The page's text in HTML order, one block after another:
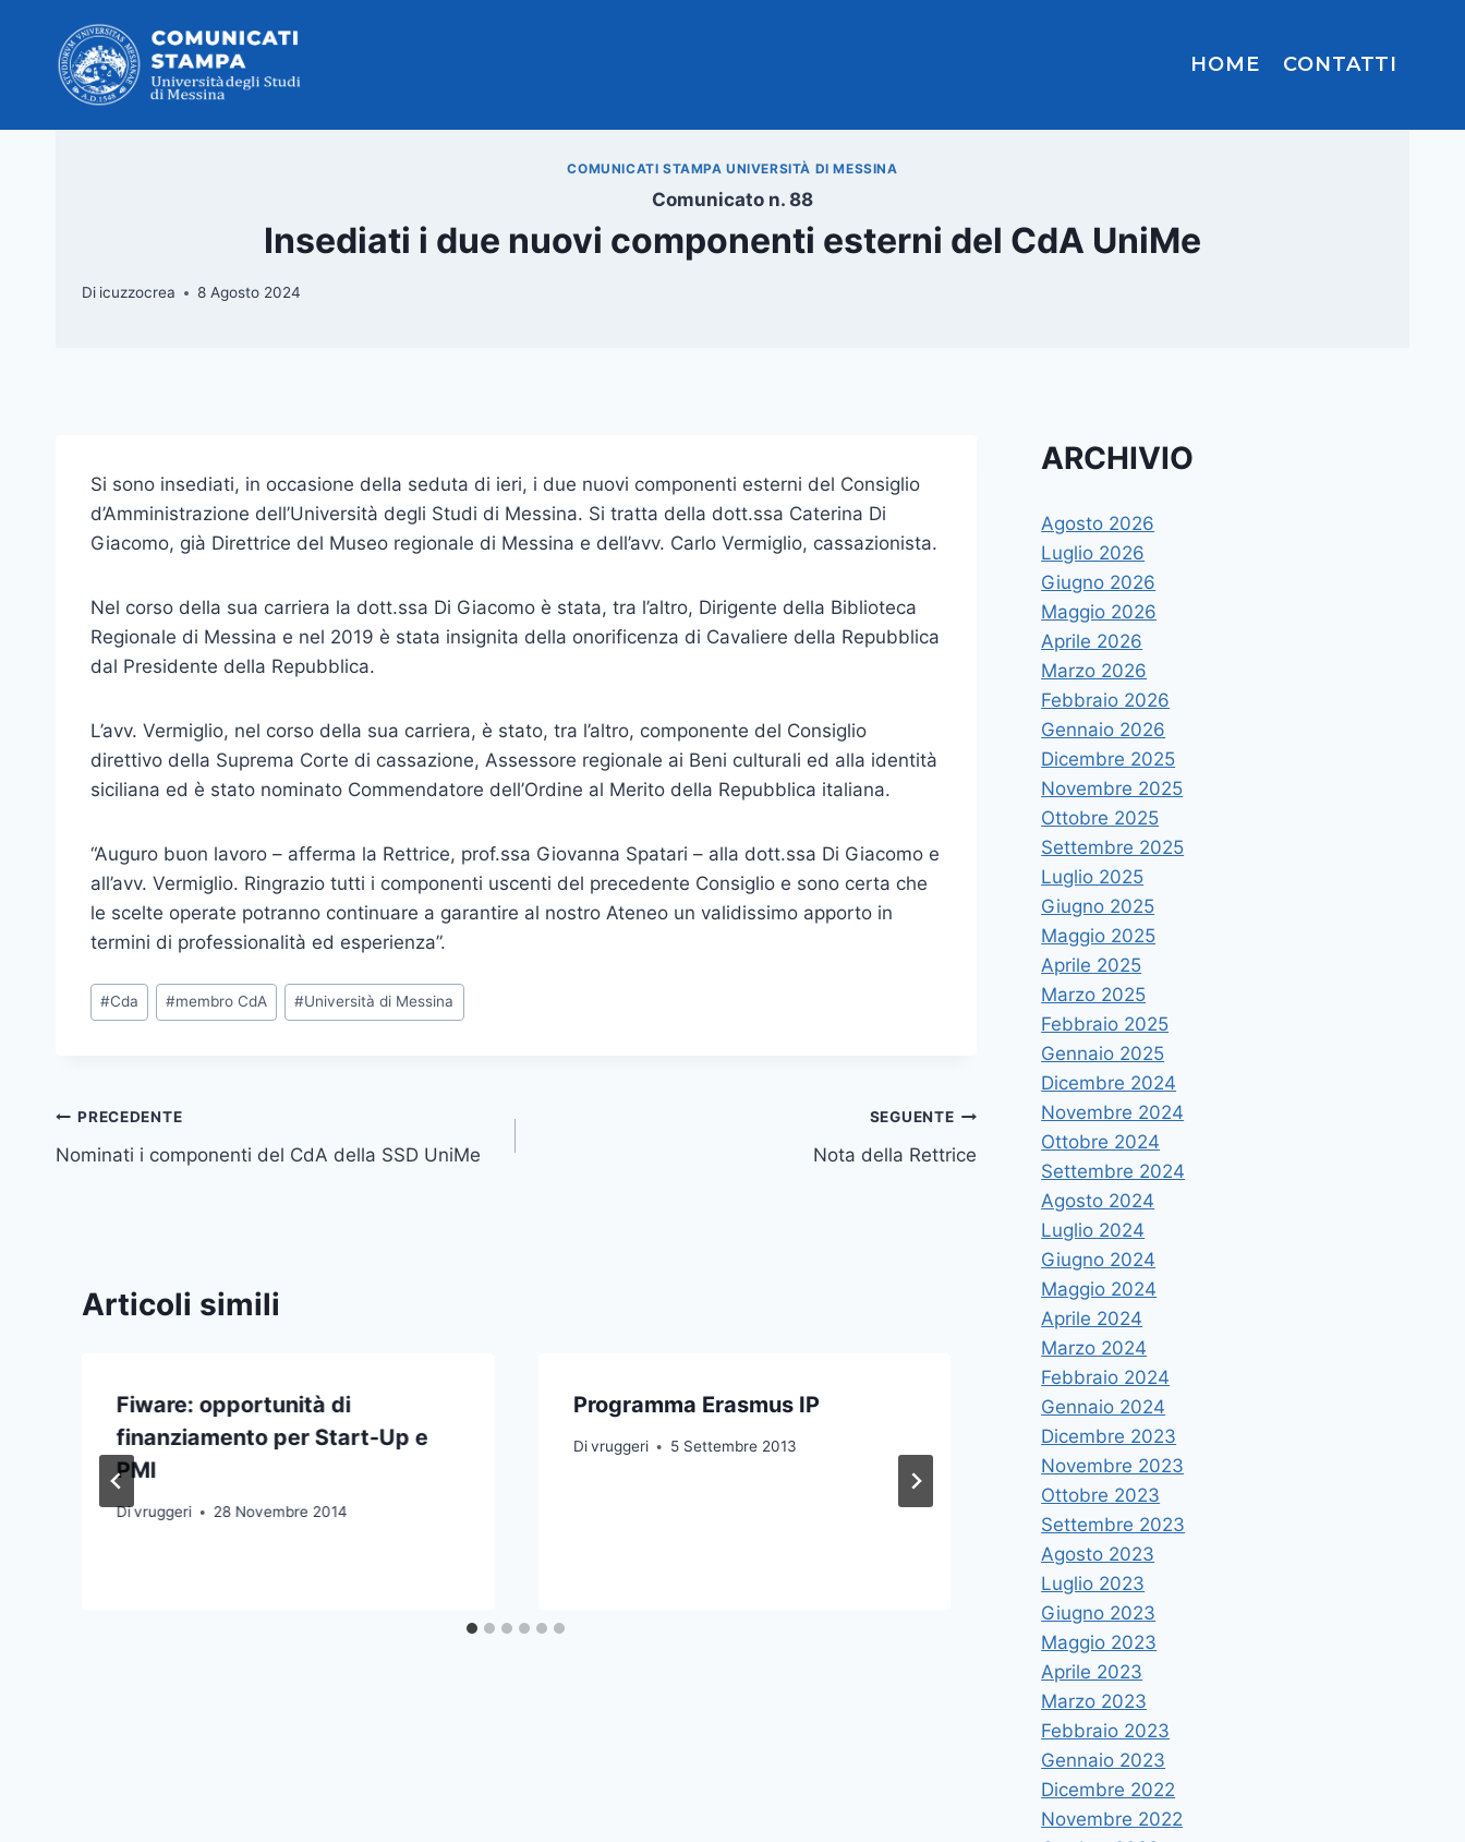
contenuto
HOME CONTATTI
COMUNICATI STAMPA UNIVERSITÀ DI MESSINA
Comunicato n. 88
Insediati i due nuovi componenti esterni del CdA UniMe
Di icuzzocrea 8 Agosto 2024
Si sono insediati, in occasione della seduta di ieri, i due nuovi componenti esterni del Consiglio
d’Amministrazione dell’Università degli Studi di Messina. Si tratta della dott.ssa Caterina Di
Giacomo, già Direttrice del Museo regionale di Messina e dell’avv. Carlo Vermiglio, cassazionista.
Nel corso della sua carriera la dott.ssa Di Giacomo è stata, tra l’altro, Dirigente della Biblioteca
Regionale di Messina e nel 2019 è stata insignita della onorificenza di Cavaliere della Repubblica
dal Presidente della Repubblica.
L’avv. Vermiglio, nel corso della sua carriera, è stato, tra l’altro, componente del Consiglio
direttivo della Suprema Corte di cassazione, Assessore regionale ai Beni culturali ed alla identità
siciliana ed è stato nominato Commendatore dell’Ordine al Merito della Repubblica italiana.
“Auguro buon lavoro – afferma la Rettrice, prof.ssa Giovanna Spatari – alla dott.ssa Di Giacomo e
all’avv. Vermiglio. Ringrazio tutti i componenti uscenti del precedente Consiglio e sono certa che
le scelte operate potranno continuare a garantire al nostro Ateneo un validissimo apporto in
termini di professionalità ed esperienza”.
Tag
articolo:
#Cda #membro CdA #Università di Messina
Navigazione
articoli
PRECEDENTE
Nominati i componenti del CdA della SSD UniMe
SEGUENTE
Nota della Rettrice
Articoli simili
Fiware: opportunità di
finanziamento per Start-Up e
PMI
Divruggeri 28 Novembre 2014
Programma Erasmus IP
Di vruggeri 5 Settembre 2013
Seminario per giornalisti su
“Sistemi elettorali e forme di
governo”
ARCHIVIO
Agosto 2026
Luglio 2026
Giugno 2026
Maggio 2026
Aprile 2026
Marzo 2026
Febbraio 2026
Gennaio 2026
Dicembre 2025
Novembre 2025
Ottobre 2025
Settembre 2025
Luglio 2025
Giugno 2025
Maggio 2025
Aprile 2025
Marzo 2025
Febbraio 2025
Gennaio 2025
Dicembre 2024
Novembre 2024
Ottobre 2024
Settembre 2024
Agosto 2024
Luglio 2024
Giugno 2024
Maggio 2024
Aprile 2024
Marzo 2024
Febbraio 2024
Gennaio 2024
Dicembre 2023
Novembre 2023
Ottobre 2023
Settembre 2023
Agosto 2023
Luglio 2023
Giugno 2023
Maggio 2023
Aprile 2023
Marzo 2023
Febbraio 2023
Gennaio 2023
Dicembre 2022
Novembre 2022